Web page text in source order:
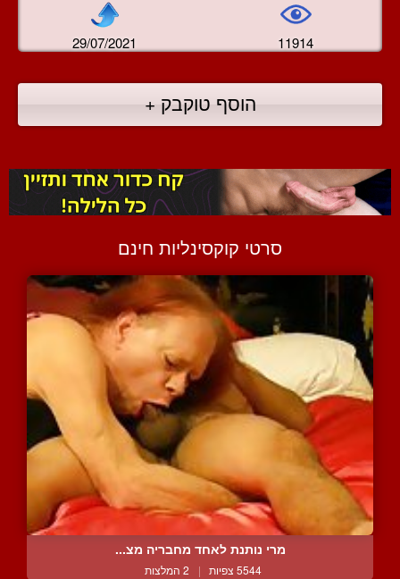
29/07/2021 11914
הוסף טוקבק +
סרטי קוקסינליות חינם
מרי נותנת לאחד מחבריה מצ...
5544 צפיות | 2 המלצות